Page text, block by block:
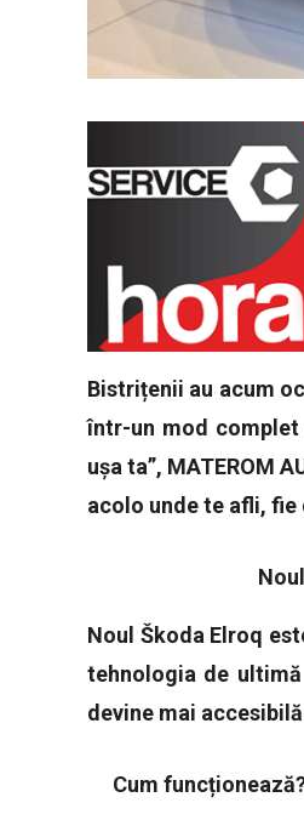
Bistrițenii au acum
într-un mod
ușa ta”, MATEROM
acolo unde te afli, fie
Noul Škoda Elroq
tehnologia de
devine mai
Cum